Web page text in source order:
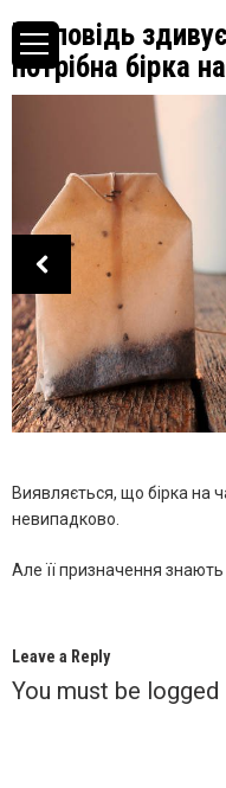
Відповідь
потрібна бірка
Виявляється, що бірка на
невипадково.
Але її призначення знають
Leave a Reply
You must be logged